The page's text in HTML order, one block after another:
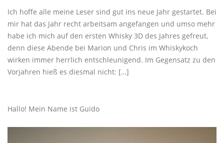
Ich hoffe alle meine Leser sind gut ins neue Jahr gestartet. Bei
mir hat das Jahr recht arbeitsam angefangen und umso mehr
habe ich mich auf den ersten Whisky 3D des Jahres gefreut,
denn diese Abende bei Marion und Chris im Whiskykoch
wirken immer herrlich entschleunigend. Im Gegensatz zu den
Vorjahren hieß es diesmal nicht: […]
Hallo! Mein Name ist Guido